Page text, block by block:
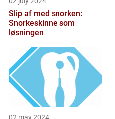
Slip af med snorken:
Snorkeskinne som
løsningen
02 may 2024